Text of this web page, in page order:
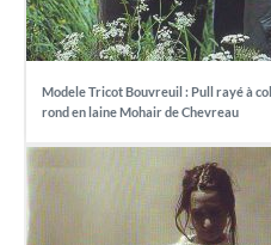
Modele Tricot Bouvreuil : Pull rayé à col
rond en laine Mohair de Chevreau